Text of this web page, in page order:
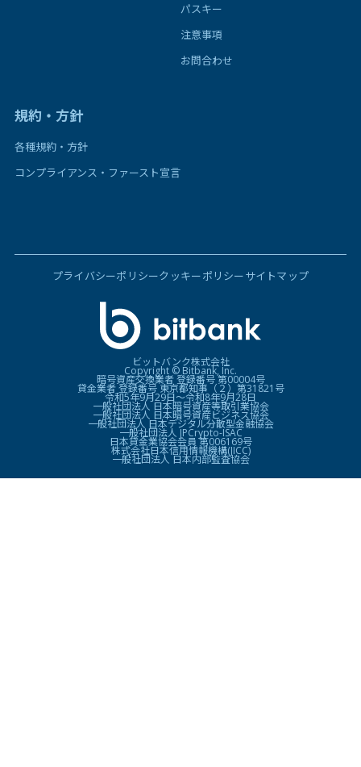
パスキー
注意事項
お問合わせ
規約・方針
各種規約・方針
コンプライアンス・ファースト宣言
プライバシーポリシークッキーポリシーサイトマップ
ビットバンク株式会社
Copyright © Bitbank, Inc.
暗号資産交換業者 登録番号 第00004号
貸金業者 登録番号 東京都知事（２）第31821号
令和5年9月29日〜令和8年9月28日
一般社団法人 日本暗号資産等取引業協会
一般社団法人 日本暗号資産ビジネス協会
一般社団法人 日本デジタル分散型金融協会
一般社団法人 JPCrypto-ISAC
日本貸金業協会会員 第006169号
株式会社日本信用情報機構(JICC)
一般社団法人 日本内部監査協会